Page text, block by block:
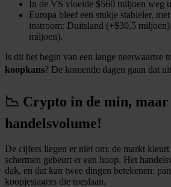
In de VS vloeide $560 miljoen weg
Europa bleef een stukje stabieler,
instroom: Duitsland (+$30,5
miljoen).
Is dit het begin van een lange neerwaartse
koopkans? De komende dagen gaan dat
📉 Crypto in de min, maar
handelsvolume!
De cijfers liegen er niet om: de markt
schermen gebeurt er een hoop. Het
dak, en dat kan twee dingen betekenen:
koopjesjagers die toeslaan.